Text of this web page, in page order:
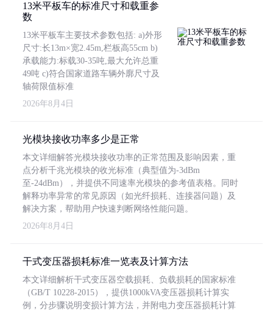
13米平板车的标准尺寸和载重参
数
13米平板车主要技术参数包括: a)外形
尺寸:长13m×宽2.45m,栏板高55cm b)
承载能力:标载30-35吨,最大允许总重
49吨 c)符合国家道路车辆外廓尺寸及
轴荷限值标准
2026年8月4日
光模块接收功率多少是正常
本文详细解答光模块接收功率的正常范围及影响因素，重
点分析千兆光模块的收光标准（典型值为-3dBm
至-24dBm），并提供不同速率光模块的参考值表格。同时
解释功率异常的常见原因（如光纤损耗、连接器问题）及
解决方案，帮助用户快速判断网络性能问题。
2026年8月4日
干式变压器损耗标准一览表及计算方法
本文详细解析干式变压器空载损耗、负载损耗的国家标准
（GB/T 10228-2015），提供1000kVA变压器损耗计算实
例，分步骤说明变损计算方法，并附电力变压器损耗计算